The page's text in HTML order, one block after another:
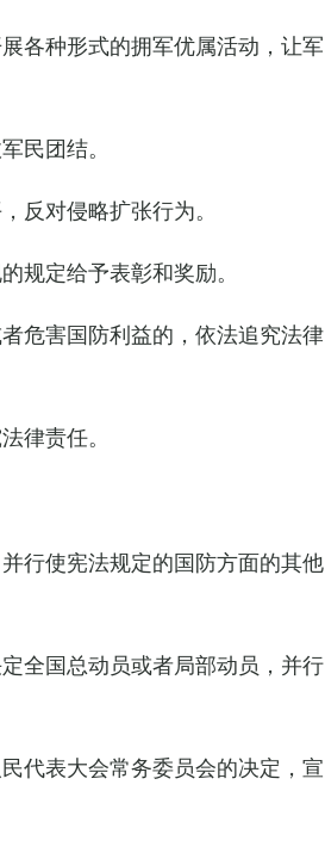
各种形式的拥军优属活动，让军
民团结。
对侵略扩张行为。
定给予表彰和奖励。
危害国防利益的，依法追究法律
律责任。
行使宪法规定的国防方面的其他
全国总动员或者局部动员，并行
代表大会常务委员会的决定，宣